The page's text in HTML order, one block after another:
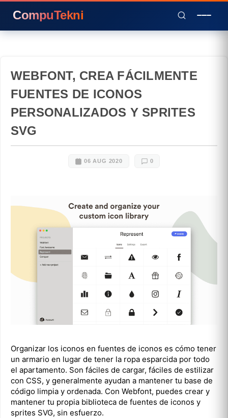
CompuTekni
WEBFONT, CREA FÁCILMENTE
FUENTES DE ICONOS
PERSONALIZADOS Y SPRITES
SVG
06 AUG 2020 0
Organizar los iconos en fuentes de iconos es cómo tener
un armario en lugar de tener la ropa esparcida por todo
el apartamento. Son fáciles de cargar, fáciles de estilizar
con CSS, y generalmente ayudan a mantener tu base de
código limpia y ordenada. Con Webfont, puedes crear y
mantener tu propia biblioteca de fuentes de iconos y
sprites SVG, sin esfuerzo.